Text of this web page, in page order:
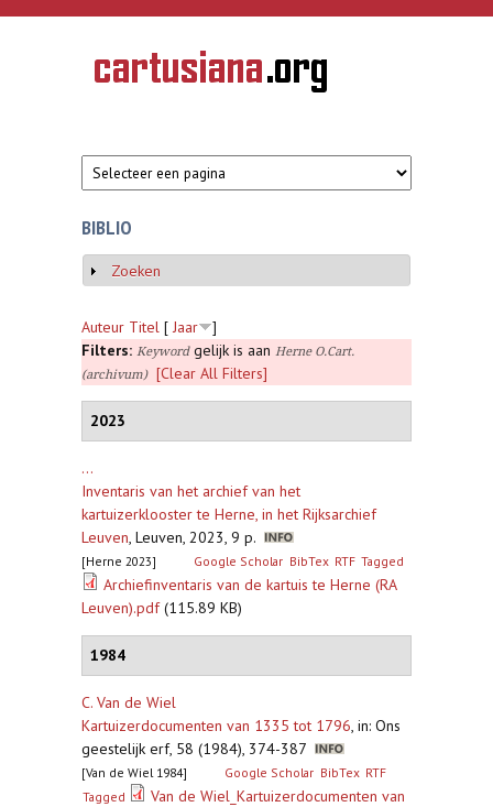
Overslaan en naar de inhoud gaan
CARTUSIANA
Geschiedenis
van de
BIBLIO
Weergeven
Zoeken
Auteur Titel [ Jaar
]
Filters: Keywordgelijk is aan Herne O.Cart.
(archivum)
[Clear All Filters]
2023
...
Inventaris van het archief van het
kartuizerklooster te Herne, in het Rijksarchief
Leuven, Leuven, 2023, 9 p.
[Herne 2023] Google Scholar BibTex RTF Tagged
Archiefinventaris van de kartuis te Herne (RA
Leuven).pdf(115.89 KB)
1984
C. Van de Wiel
Kartuizerdocumenten van 1335 tot 1796, in: Ons
geestelijk erf, 58 (1984), 374-387
[Van de Wiel 1984] Google Scholar BibTex RTF
Tagged
Van de Wiel_Kartuizerdocumenten van